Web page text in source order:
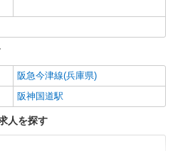
阪急今津線(兵庫県)
阪神国道駅
人を探す